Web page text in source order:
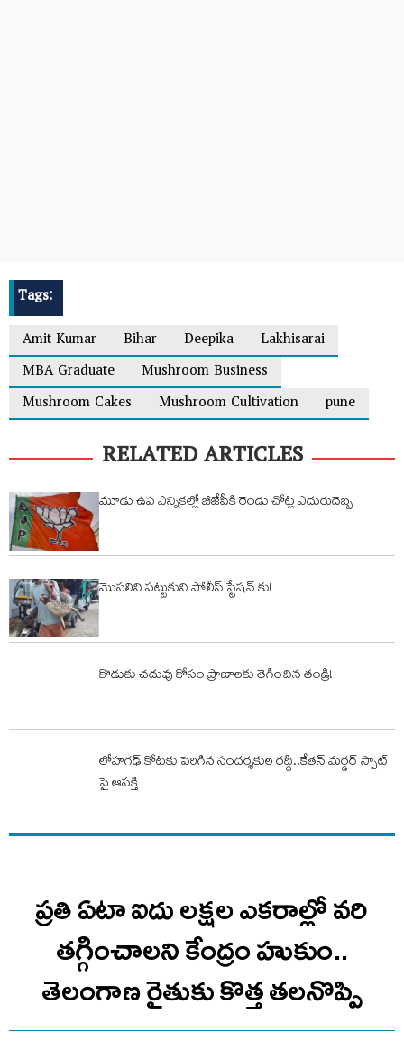
Tags:
Amit Kumar
Bihar Deepika
Lakhisarai
MBA Graduate
Mushroom Business
Mushroom Cakes
Mushroom Cultivation pune
RELATED ARTICLES
మూడు ఉప ఎన్నికల్లో బీజేపీకి రెండు చోట్ల ఎదురుదెబ్బ
మొసలిని పట్టుకుని పోలీస్ స్టేషన్ కు!
కొడుకు చదువు కోసం ప్రాణాలకు తెగించిన తండ్రి!
లోహగఢ్ కోటకు పెరిగిన సందర్శకుల రద్దీ..కేతన్ మర్డర్ స్పాట్
పై ఆసక్తి
ప్రతి ఏటా ఐదు లక్షల ఎకరాల్లో వరి
తగ్గించాలని కేంద్రం హుకుం..
తెలంగాణ రైతుకు కొత్త తలనొప్పి